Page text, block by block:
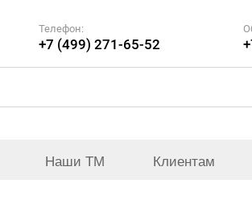
Телефон:
+7 (499) 271-65-52
Наши ТМ Клиентам